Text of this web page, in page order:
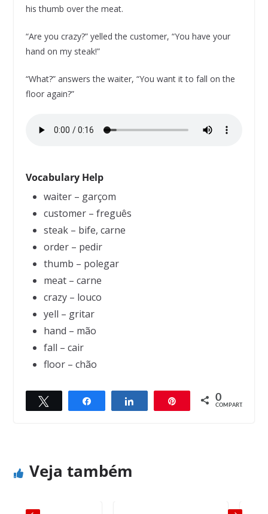
his thumb over the meat.
“Are you crazy?” yelled the customer, “You have your
hand on my steak!”
“What?” answers the waiter, “You want it to fall on the
floor again?”
Vocabulary Help
waiter – garçom
customer – freguês
steak – bife, carne
order – pedir
thumb – polegar
meat – carne
crazy – louco
yell – gritar
hand – mão
fall – cair
floor – chão
Compartilhar Compartilhar 0
COMPART.
← Previous
Next →
Veja também